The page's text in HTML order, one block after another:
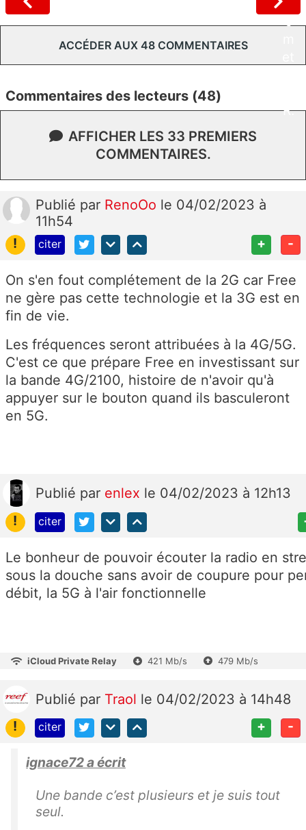
o
R.
ACCÉDER AUX 48 COMMENTAIRES
Commentaires des lecteurs (48)
AFFICHER LES 33 PREMIERS
COMMENTAIRES.
Publié par RenoOo le 04/02/2023 à
11h54
!
citer + -
On s'en fout complétement de la 2G car Free
ne gère pas cette technologie et la 3G est en
fin de vie.
Les fréquences seront attribuées à la 4G/5G.
C'est ce que prépare Free en investissant sur
la bande 4G/2100, histoire de n'avoir qu'à
appuyer sur le bouton quand ils basculeront
en 5G.
Publié par enlex le 04/02/2023 à 12h13
!
citer
Le bonheur de pouvoir écouter la radio en
sous la douche sans avoir de coupure pour
débit, la 5G à l'air fonctionnelle
iCloud Private Relay 421 Mb/s 479 Mb/s
Publié par Traol le 04/02/2023 à 14h48
!
citer + -
ignace72 a écrit
Une bande c’est plusieurs et je suis tout
seul.